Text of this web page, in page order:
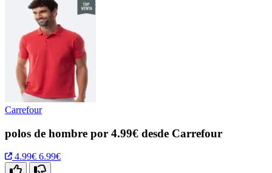
Carrefour
polos de hombre por 4.99€ desde Carrefour
4.99€ 6.99€